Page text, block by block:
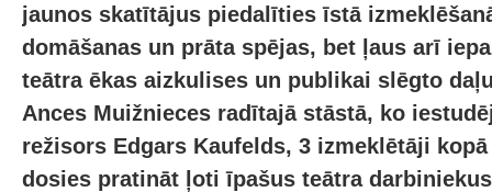
jaunos skatītājus piedalīties īstā
domāšanas un prāta spējas, bet ļaus arī
teātra ēkas aizkulises un publikai slēgto
Ances Muižnieces radītajā stāstā, ko
režisors Edgars Kaufelds, 3 izmeklētāji
dosies pratināt ļoti īpašus teātra